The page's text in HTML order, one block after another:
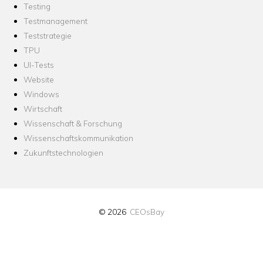
Testing
Testmanagement
Teststrategie
TPU
UI-Tests
Website
Windows
Wirtschaft
Wissenschaft & Forschung
Wissenschaftskommunikation
Zukunftstechnologien
© 2026 CEOsBay